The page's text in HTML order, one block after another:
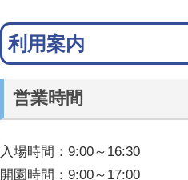
利用案内
営業時間
入場時間：9:00～16:30
開園時間：9:00～17:00